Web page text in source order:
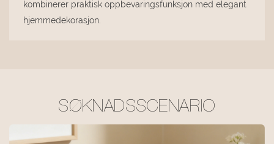
kombinerer praktisk oppbevaringsfunksjon med elegant
hjemmedekorasjon.
SØKNADSSCENARIO